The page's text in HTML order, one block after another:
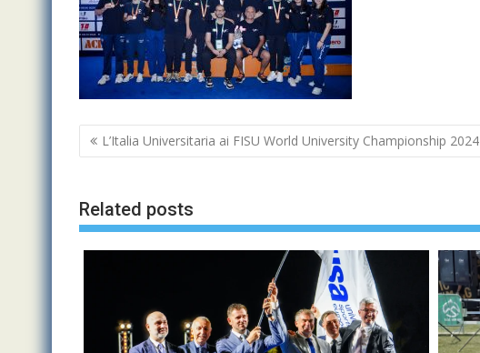
Navigazione
articoli
L’Italia Universitaria ai FISU World University Championship 2024
Related posts